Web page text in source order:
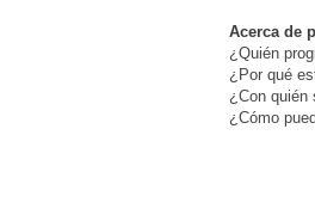
Acerca de
¿Quién
¿Por qué
¿Con quién
¿Cómo